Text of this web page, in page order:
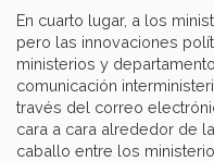
En cuarto lugar, a los
pero las innovaciones
ministerios y
comunicación
través del correo
cara a cara alrededor de
caballo entre los